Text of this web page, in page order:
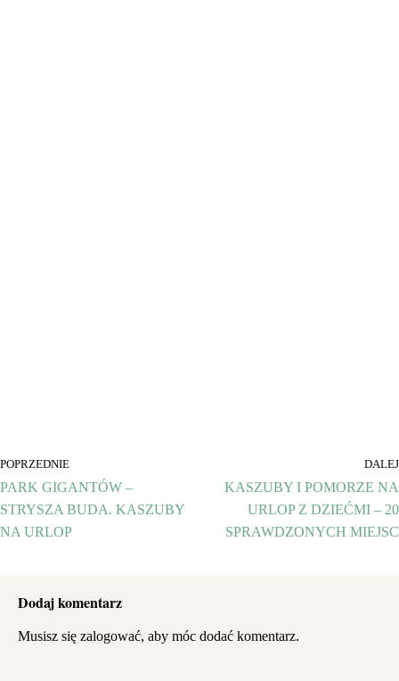
POPRZEDNIE
PARK GIGANTÓW –
STRYSZA BUDA. KASZUBY
NA URLOP
DALEJ
KASZUBY I POMORZE NA
URLOP Z DZIEĆMI – 20
SPRAWDZONYCH MIEJSC
Dodaj komentarz
Musisz się zalogować, aby móc dodać komentarz.